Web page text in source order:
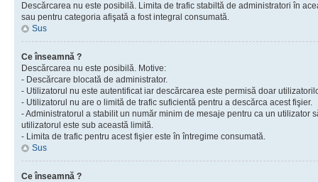
Descărcarea nu este posibilă. Limita de trafic stabiltă de administratori în
sau pentru categoria afişată a fost integral consumată.
Sus
Ce înseamnă ?
Descărcarea nu este posibilă. Motive:
- Descărcare blocată de administrator.
- Utilizatorul nu este autentificat iar descărcarea este permisă doar
- Utilizatorul nu are o limită de trafic suficientă pentru a descărca acest fişier.
- Administratorul a stabilit un număr minim de mesaje pentru ca un utilizator
utilizatorul este sub această limită.
- Limita de trafic pentru acest fişier este în întregime consumată.
Sus
Ce înseamnă ?